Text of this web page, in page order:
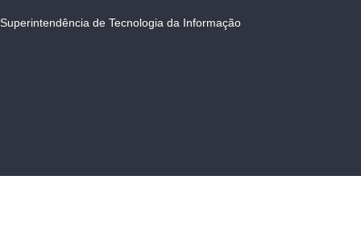
Superintendência de Tecnologia da Informação